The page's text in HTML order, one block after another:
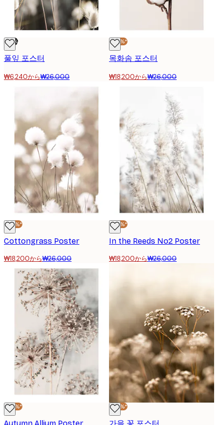
-76%
풀잎 포스터
₩6,240から₩26,000
-30%*
목화솜 포스터
₩18,200から₩26,000
-30%*
Cottongrass Poster
₩18,200から₩26,000
-30%*
In the Reeds No2 Poster
₩18,200から₩26,000
-30%*
Autumn Allium Poster
-30%*
가을 꽃 포스터